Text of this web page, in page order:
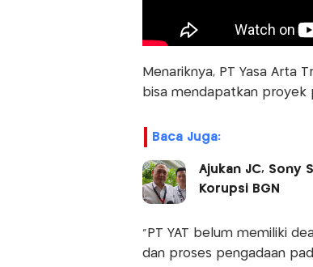
Menariknya, PT Yasa Arta
bisa mendapatkan
Baca Juga:
Ajukan JC, Sony
Korupsi BGN
"PT YAT belum memiliki
dan proses pengadaan